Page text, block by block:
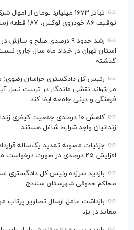
تهاتر ۱۶۷۳ میلیارد تومان از
توقیف ۸۶ خودروی لوکس، ۱۸۷ قطعه زمین و ۸۶ واحد آپارتمان
رشد حدود ۹ درصدی صلح و
استان تهران در خرداد ماه سال جاری
گذشته
رئیس کل دادگستری خراسان رضوی:
می‌تواند نقشی ماندگار در تربیت نسل
فرهنگی و دینی جامعه ایفا کند
زندانیان واجد شرایط شاغل هستند
جزئیات مصوبه تمدید یک‌ساله
افزایش ۲۵ درصدی در صورت درخواست مستأجر
بازدید سرزده رئیس کل دادگستری
محاکم حقوقی شهرستان سنندج
بازداشت عامل ارسال تصاویر پرتاب
معاند در یزد